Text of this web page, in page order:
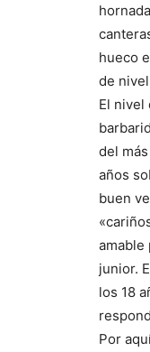
hueco
de
El nivel
del
años
buen
amable
junior.
los 18
Por